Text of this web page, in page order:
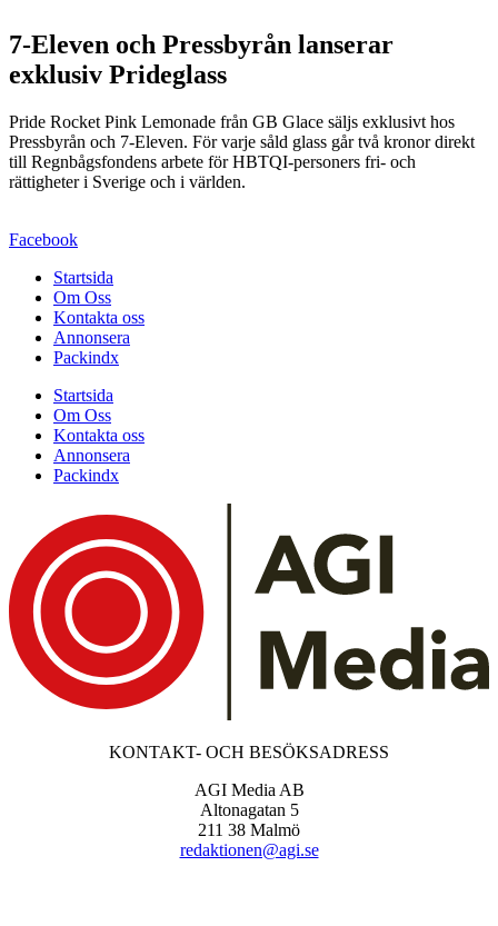
7-Eleven och Pressbyrån lanserar
exklusiv Prideglass
Pride Rocket Pink Lemonade från GB Glace säljs exklusivt hos
Pressbyrån och 7-Eleven. För varje såld glass går två kronor direkt
till Regnbågsfondens arbete för HBTQI-personers fri- och
rättigheter i Sverige och i världen.
Facebook
Startsida
Om Oss
Kontakta oss
Annonsera
Packindx
Startsida
Om Oss
Kontakta oss
Annonsera
Packindx
KONTAKT- OCH BESÖKSADRESS
AGI Media AB
Altonagatan 5
211 38 Malmö
redaktionen@agi.se